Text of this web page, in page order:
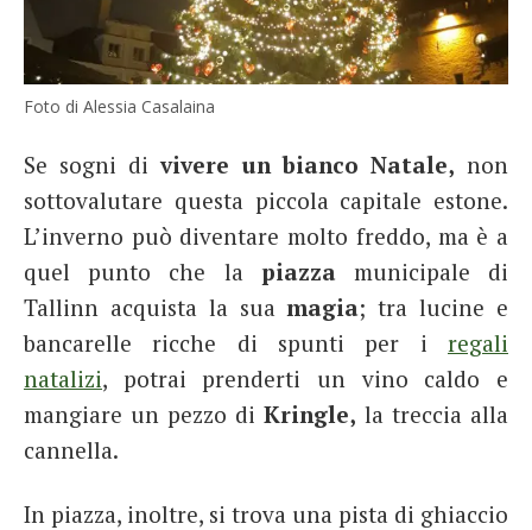
Foto di Alessia Casalaina
Se sogni divivere un bianco Natale, non
sottovalutare questa piccola capitale estone.
L’inverno può diventare molto freddo, ma è a
quel punto che la piazza municipale di
Tallinn acquista la suamagia; tra lucine e
bancarelle ricche di spunti per i regali
natalizi, potrai prenderti un vino caldo e
mangiare un pezzo di Kringle, la treccia alla
cannella.
In piazza, inoltre, si trova una pista di ghiaccio